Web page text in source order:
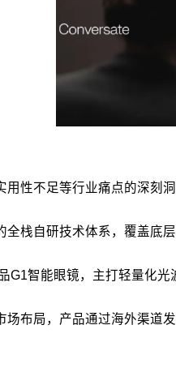
性不足等行业痛点的深刻
全栈自研技术体系，覆盖底
G1智能眼镜，主打轻量化
场布局，产品通过海外渠道